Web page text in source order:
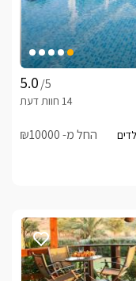
/5
החל מ- ₪10000